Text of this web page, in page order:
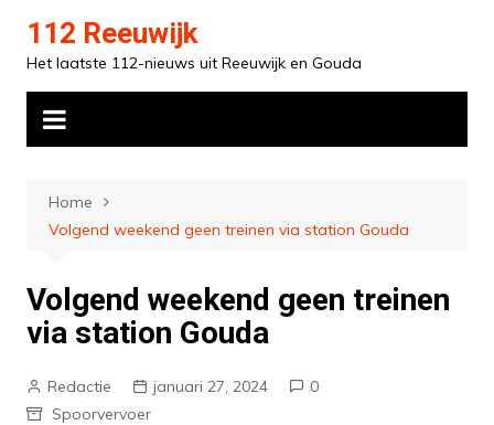
inhoud
112 Reeuwijk
Het laatste 112-nieuws uit Reeuwijk en Gouda
Home
Volgend weekend geen treinen via station Gouda
Volgend weekend geen treinen
via station Gouda
Redactie januari 27, 2024
0
Spoorvervoer